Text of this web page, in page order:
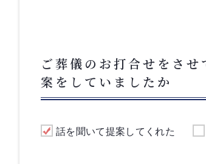
ご葬儀のお打合せをさ
案をしていましたか
話を聞いて提案してくれた